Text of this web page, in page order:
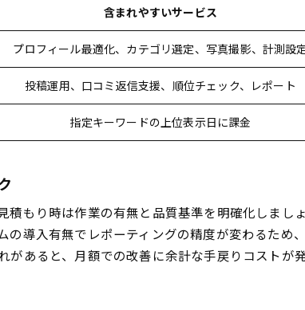
模別でまるっと解説！あなたのケースがすぐ分か
と効果が出るまでの目安が分かる！
でMEO料金はここまで変わる！ケーススタディ集
！迷った時の判断基準まとめ
費用のリアルが知りたい人向け一発要点まとめ
定型MEO料金、あなたに合うのはどっち？見極め
先に決めてMEO料金プラン選びを成功へ
含まれやすいサービス
プロフィール最適化、カテゴリ選定、写真撮影、計測設
投稿運用、口コミ返信支援、順位チェック、レポート
指定キーワードの上位表示日に課金
もり時は作業の有無と品質基準を明確化しまし
導入有無でレポーティングの精度が変わるため
あると、月額での改善に余計な手戻りコストが